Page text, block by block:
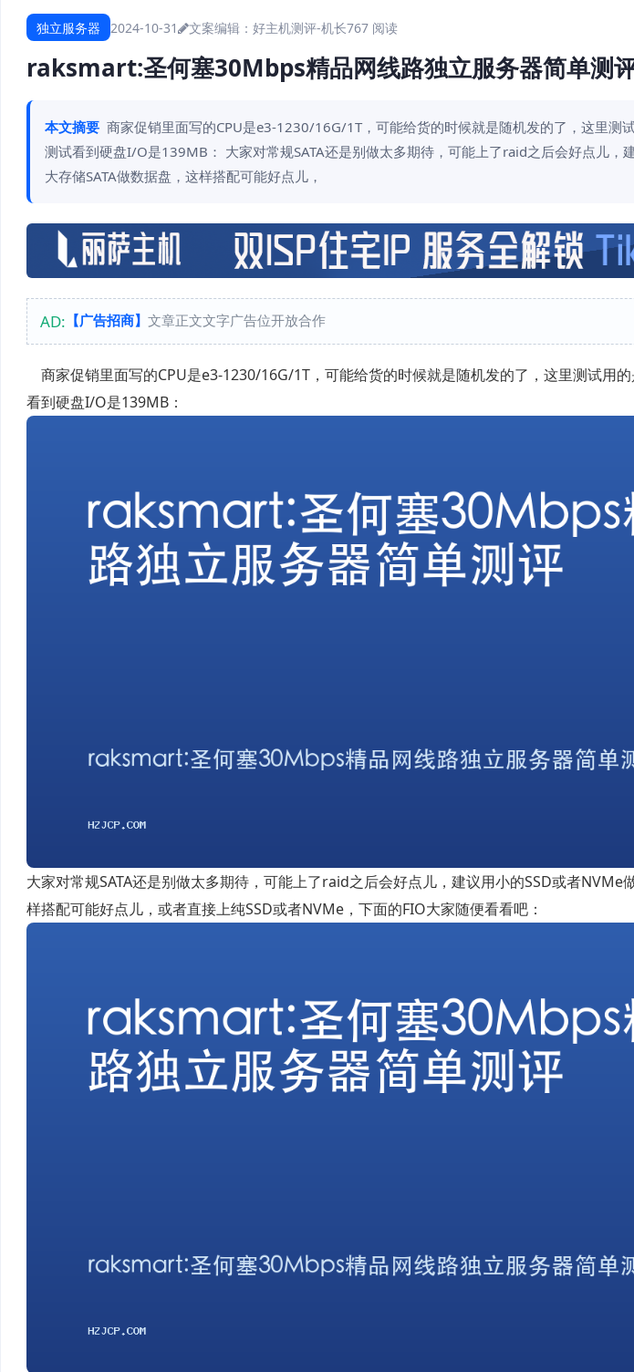
独立服务器 2024-10-31 文案编辑：好主机测评-机长767 阅读
raksmart:圣何塞30Mbps精品网线路独立服务器简单测
本文摘要 商家促销里面写的CPU是e3-1230/16G/1T，可能给货的时候就是随机发的了，这里测
测试看到硬盘I/O是139MB： 大家对常规SATA还是别做太多期待，可能上了raid之后会好点儿，
大存储SATA做数据盘，这样搭配可能好点儿，
AD: 【广告招商】 文章正文文字广告位开放合作
商家促销里面写的CPU是e3-1230/16G/1T，可能给货的时候就是随机发的了，这里测试用
看到硬盘I/O是139MB：
大家对常规SATA还是别做太多期待，可能上了raid之后会好点儿，建议用小的SSD或者NVMe
样搭配可能好点儿，或者直接上纯SSD或者NVMe，下面的FIO大家随便看看吧：